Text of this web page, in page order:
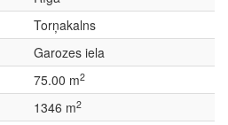
Torņakalns
Garozes iela
75.00 m2
1346 m2